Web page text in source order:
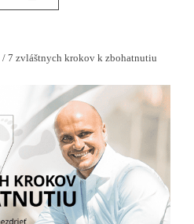
/ 7 zvláštnych krokov k zbohatnutiu